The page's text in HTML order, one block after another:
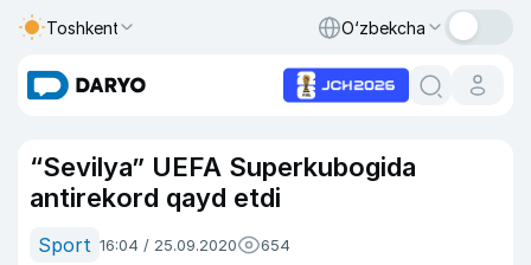
Toshkent O‘zbekcha
“Sevilya” UEFA Superkubogida
antirekord qayd etdi
Sport 16:04 / 25.09.2020 654